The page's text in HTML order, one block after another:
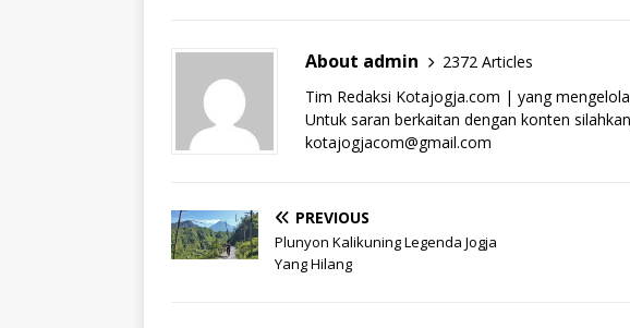
About admin
2372 Articles
Tim Redaksi Kotajogja.com | yang
Untuk saran berkaitan dengan konten
kotajogjacom@gmail.com
PREVIOUS
Plunyon Kalikuning Legenda Jogja
Yang Hilang